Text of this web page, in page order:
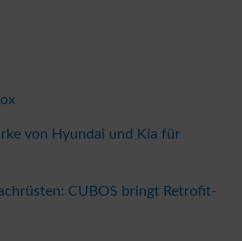
von Hyundai und Kia für
CUBOS bringt Retrofit-